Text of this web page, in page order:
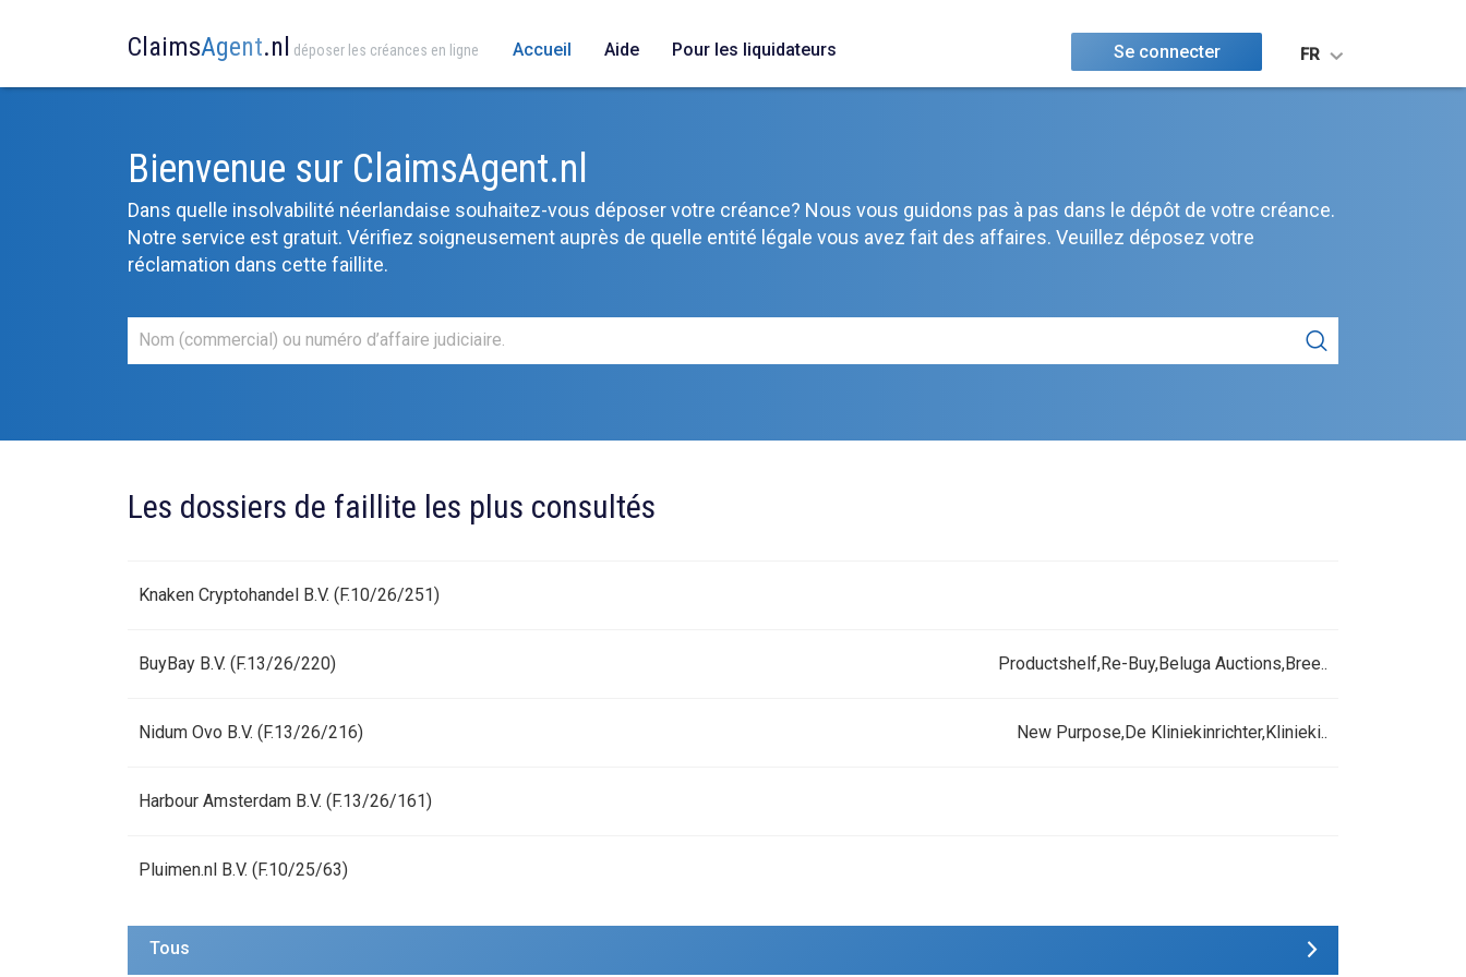
ClaimsAgent.nl déposer les créances en ligne Accueil Aide Pour les liquidateurs Se connecter FR
Bienvenue sur ClaimsAgent.nl
Dans quelle insolvabilité néerlandaise souhaitez-vous déposer votre créance? Nous vous guidons pas à pas dans le dépôt de votre créance.
Notre service est gratuit. Vérifiez soigneusement auprès de quelle entité légale vous avez fait des affaires. Veuillez déposez votre
réclamation dans cette faillite.
Les dossiers de faillite les plus consultés
Knaken Cryptohandel B.V. (F.10/26/251)
BuyBay B.V. (F.13/26/220) Productshelf,Re-Buy,Beluga Auctions,Bree..
Nidum Ovo B.V. (F.13/26/216) New Purpose,De Kliniekinrichter,Klinieki..
Harbour Amsterdam B.V. (F.13/26/161)
Pluimen.nl B.V. (F.10/25/63)
Tous